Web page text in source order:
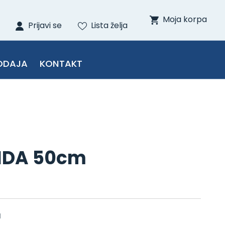
Prijavi se Lista želja
Moja korpa
KONTAKT
50cm